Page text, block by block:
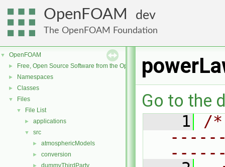
OpenFOAM dev
The OpenFOAM Foundation
▼ OpenFOAM
► Free, Open Source Software from the OpenFOAM Foundation
► Namespaces
► Classes
▼ Files
▼ File List
► applications
▼ src
► atmosphericModels
► conversion
dummyThirdParty
Go to the
    1
/